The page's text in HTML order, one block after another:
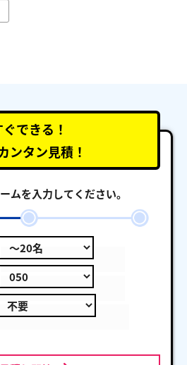
ぐできる！
ンタン見積！
ムを入力してください。